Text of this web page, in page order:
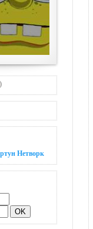
)
Нетворк